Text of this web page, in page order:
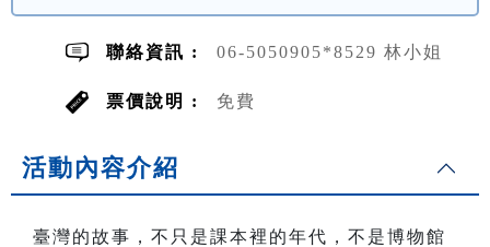
聯絡資訊 : 06-5050905*8529 林小姐
票價說明 : 免費
活動內容介紹
臺灣的故事，不只是課本裡的年代，不是博物館